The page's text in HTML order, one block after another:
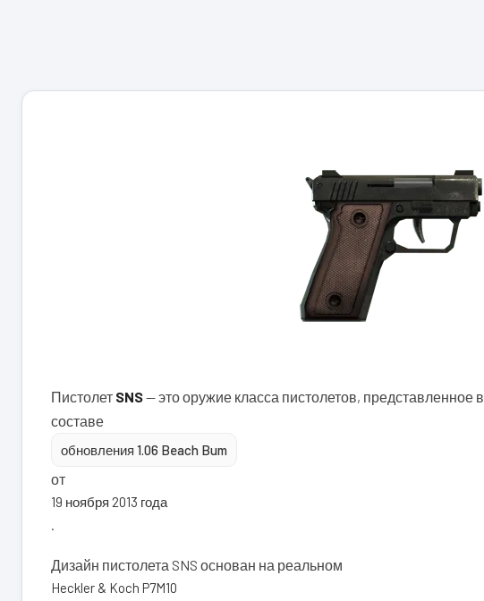
Пистолет SNS— это оружие класса пистолетов, представленное в
составе
обновления 1.06 Beach Bum
от
19 ноября 2013 года
.
Дизайн пистолета SNS основан на реальном
Heckler & Koch P7M10